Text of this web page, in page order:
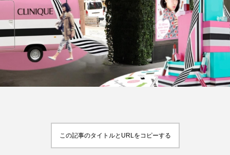
FEATURED 注目の企画
TAG LIST タグ一覧
Instagram SaaS SNS
アスタキサンチン
この記事のタイトルとURLをコピーする